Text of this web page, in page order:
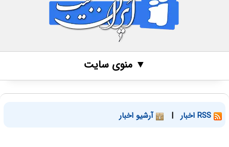
▼ منوی سایت
| آرشیو اخبار